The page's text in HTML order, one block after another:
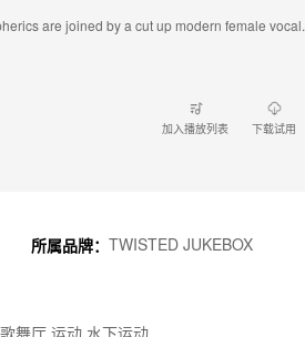
are joined by a cut up modern female vocal.
加入播放列表 下载试用
所属品牌： TWISTED JUKEBOX